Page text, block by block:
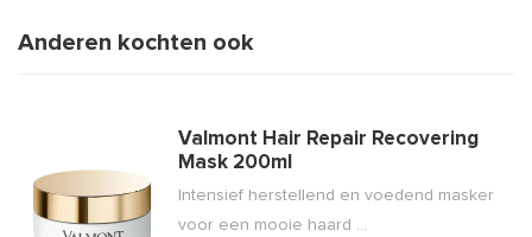
Anderen kochten ook
Valmont Hair Repair Recovering
Mask 200ml
Intensief herstellend en voedend masker
voor een mooie haard ...